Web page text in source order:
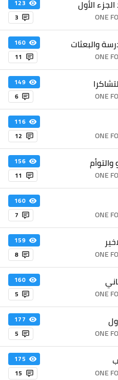
الأول
ONE
123
3
والبعثات
ONE
160
11
ONE
149
6
ONE
116
12
والتوأم
ONE
156
11
ONE
160
7
ONE
159
8
ONE
160
5
ONE
177
5
ONE
175
15